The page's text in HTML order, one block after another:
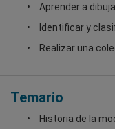
Aprender a
Identificar y
Realizar una
Temario
Historia de la